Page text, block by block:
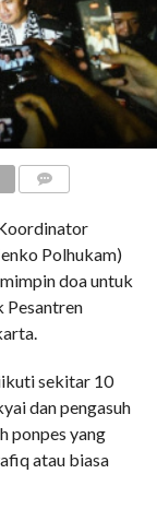
Polhukam)
doa untuk
Pesantren
sekitar 10
dan pengasuh
ponpes yang
atau biasa